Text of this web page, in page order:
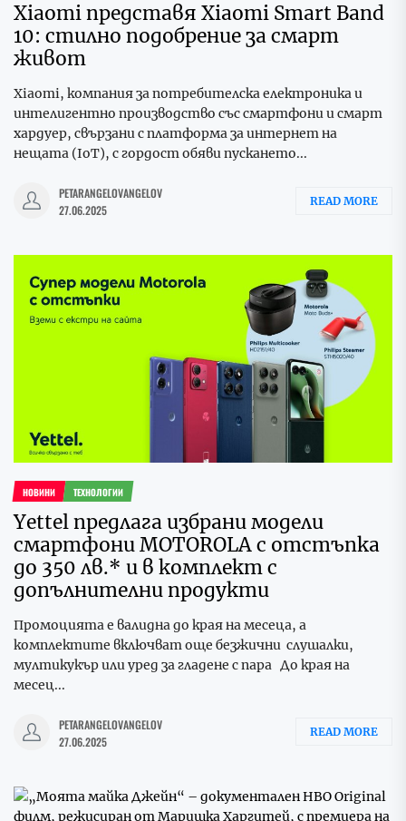
Xiaomi представя Xiaomi Smart Band
10: стилно подобрение за смарт
живот
Xiaomi, компания за потребителска електроника и
интелигентно производство със смартфони и смарт
хардуер, свързани с платформа за интернет на
нещата (IoT), с гордост обяви пускането...
PETARANGELOVANGELOV
27.06.2025
READ MORE
НОВИНИ ТЕХНОЛОГИИ
Yettel предлага избрани модели
смартфони MOTOROLA с отстъпка
до 350 лв.* и в комплект с
допълнителни продукти
Промоцията е валидна до края на месеца, а
комплектите включват още безжични слушалки,
мултикукър или уред за гладене с пара До края на
месец...
PETARANGELOVANGELOV
27.06.2025
READ MORE